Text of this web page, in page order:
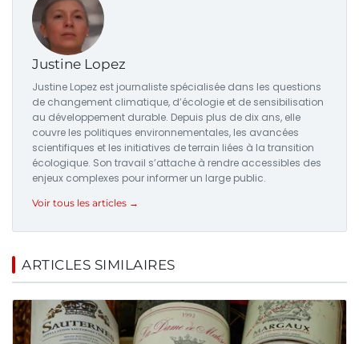
Justine Lopez
Justine Lopez est journaliste spécialisée dans les questions
de changement climatique, d’écologie et de sensibilisation
au développement durable. Depuis plus de dix ans, elle
couvre les politiques environnementales, les avancées
scientifiques et les initiatives de terrain liées à la transition
écologique. Son travail s’attache à rendre accessibles des
enjeux complexes pour informer un large public.
Voir tous les articles →
ARTICLES SIMILAIRES